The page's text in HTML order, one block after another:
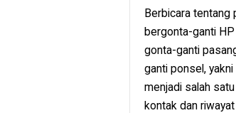
Berbicara tentang
bergonta-ganti
gonta-ganti
ganti ponsel,
menjadi salah
kontak dan